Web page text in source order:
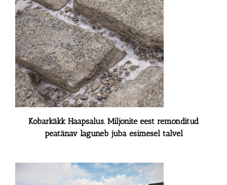
Kobarkäkk Haapsalus. Miljonite eest remonditud
peatänav laguneb juba esimesel talvel